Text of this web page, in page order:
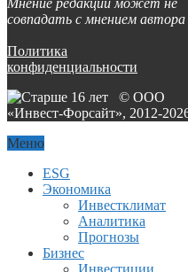
Мнение редакции может не
совпадать с мнением автора
Политика
конфиденциальности
© ООО
«Инвест-Форсайт», 2012-
Меню
ESG
Экономика
Инвестклимат
Аналитика
Прогнозы
Бизнес
Инвестиции